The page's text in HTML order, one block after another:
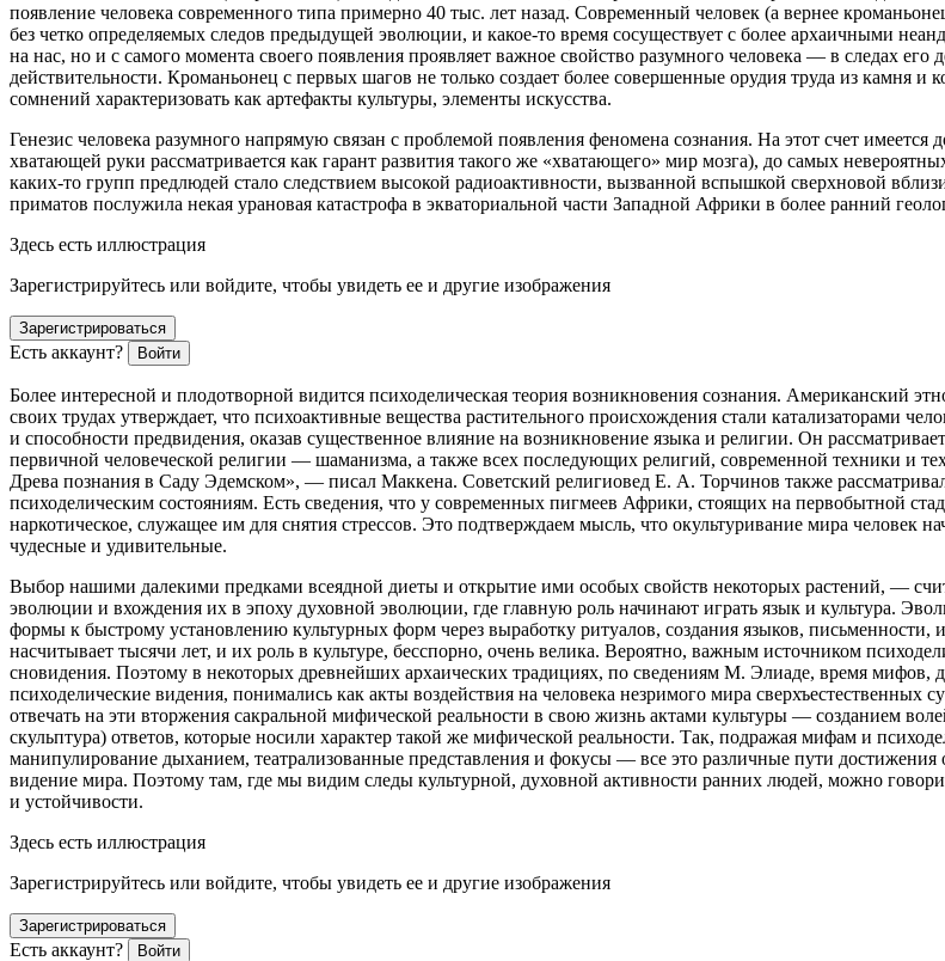
появление человека современного типа примерно 40 тыс. лет назад. Современный человек (а вернее
без четко определяемых следов предыдущей эволюции, и какое-то время сосуществует с более архаичными
на нас, но и с самого момента своего появления проявляет важное свойство разумного человека — в следах
действительности. Кроманьонец с первых шагов не только создает более совершенные орудия труда из камня
сомнений характеризовать как артефакты культуры, элементы искусства.
Генезис человека разумного напрямую связан с проблемой появления феномена сознания. На этот счет
хватающей руки рассматривается как гарант развития такого же «хватающего» мир мозга), до самых
каких-то групп предлюдей стало следствием высокой радиоактивности, вызванной вспышкой сверхновой
приматов послужила некая урановая катастрофа в экваториальной части Западной Африки в более ранний
Здесь есть иллюстрация
Зарегистрируйтесь или войдите, чтобы увидеть ее и другие изображения
Зарегистрироваться
Есть аккаунт? Войти
Более интересной и плодотворной видится психоделическая теория возникновения сознания. Американский
своих трудах утверждает, что психоактивные вещества растительного происхождения стали катализаторами
и способности предвидения, оказав существенное влияние на возникновение языка и религии. Он
первичной человеческой религии — шаманизма, а также всех последующих религий, современной техники и
Древа познания в Саду Эдемском», — писал Маккена. Советский религиовед Е. А. Торчинов также
психоделическим состояниям. Есть сведения, что у современных пигмеев Африки, стоящих на первобытной
наркотическое, служащее им для снятия стрессов. Это подтверждаем мысль, что окультуривание мира человек
чудесные и удивительные.
Выбор нашими далекими предками всеядной диеты и открытие ими особых свойств некоторых растений, —
эволюции и вхождения их в эпоху духовной эволюции, где главную роль начинают играть язык и культура.
формы к быстрому установлению культурных форм через выработку ритуалов, создания языков,
насчитывает тысячи лет, и их роль в культуре, бесспорно, очень велика. Вероятно, важным источником
сновидения. Поэтому в некоторых древнейших архаических традициях, по сведениям М. Элиаде, время
психоделические видения, понимались как акты воздействия на человека незримого мира сверхъестественных
отвечать на эти вторжения сакральной мифической реальности в свою жизнь актами культуры — созданием
скульптура) ответов, которые носили характер такой же мифической реальности. Так, подражая мифам и
манипулирование дыханием, театрализованные представления и фокусы — все это различные пути
видение мира. Поэтому там, где мы видим следы культурной, духовной активности ранних людей, можно
и устойчивости.
Здесь есть иллюстрация
Зарегистрируйтесь или войдите, чтобы увидеть ее и другие изображения
Зарегистрироваться
Есть аккаунт? Войти